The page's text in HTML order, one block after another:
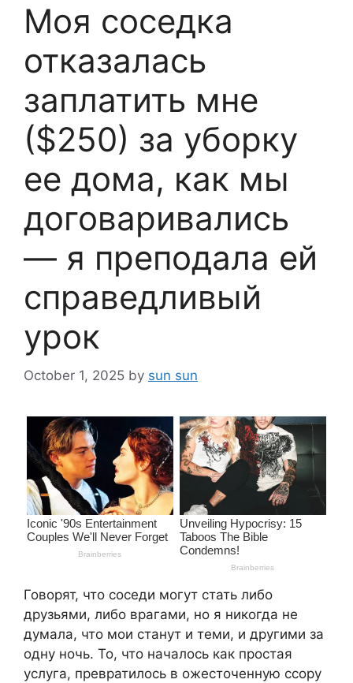
Моя соседка
отказалась
заплатить мне
($250) за уборку
ее дома, как мы
договаривались
— я преподала ей
справедливый
урок
October 1, 2025 by sun sun
Говорят, что соседи могут стать либо
друзьями, либо врагами, но я никогда не
думала, что мои станут и теми, и другими за
одну ночь. То, что началось как простая
услуга, превратилось в ожесточенную ссору